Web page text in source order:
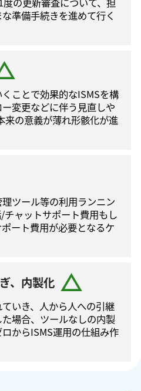
準備手続きを進めて⾏く
ことで効果的なISMSを構
変更などに伴う⾒直しや
来の意義が薄れ形骸化が進
ツール等の利⽤ランニン
ャットサポート費⽤もし
ート費⽤が必要となるケ
、内製化
いき、人から人への引継
場合、ツールなしの内製
からISMS運⽤の仕組み作